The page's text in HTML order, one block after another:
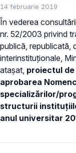
14 februarie 2019
În vederea
nr. 52/2003 privind
publică, republicată,
interinstituționale,
atașat, proiectul
aprobarea
specializărilor/
structurii
anul universitar